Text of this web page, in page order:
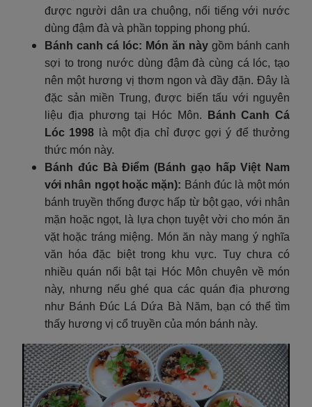
được người dân ưa chuộng, nổi tiếng với nước
dùng đậm đà và phần topping phong phú.
Bánh canh cá lóc: Món ăn này gồm bánh canh
sợi to trong nước dùng đậm đà cùng cá lóc, tạo
nên một hương vị thơm ngon và đầy đặn. Đây là
đặc sản miền Trung, được biến tấu với nguyên
liệu địa phương tại Hóc Môn.
Bánh Canh Cá
Lóc 1998 là một địa chỉ được gợi ý để thưởng
thức món này.
Bánh đúc Bà Điểm (Bánh gạo hấp Việt Nam
với nhân ngọt hoặc mặn): Bánh đúc là một món
bánh truyền thống được hấp từ bột gạo, với nhân
mặn hoặc ngọt, là lựa chọn tuyệt vời cho món ăn
vặt hoặc tráng miệng. Món ăn này mang ý nghĩa
văn hóa đặc biệt trong khu vực. Tuy chưa có
nhiều quán nổi bật tại Hóc Môn chuyên về món
này, nhưng nếu ghé qua các quán địa phương
như Bánh Đúc Lá Dứa Bà Năm, bạn có thể tìm
thấy hương vị cổ truyền của món bánh này.